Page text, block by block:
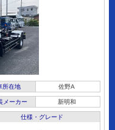
所在地 佐野A
メーカー 新明和
仕様・グレード